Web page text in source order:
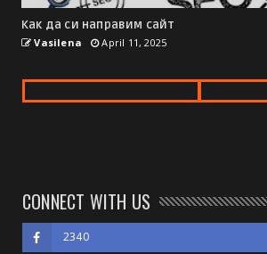
Как да си направим сайт
Vasilena April 11, 2025
CONNECT WITH US
2340